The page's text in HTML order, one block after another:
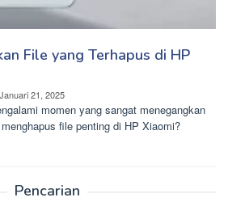
File yang Terhapus di HP
Januari 21, 2025
momen yang sangat menegangkan
file penting di HP Xiaomi?
Pencarian